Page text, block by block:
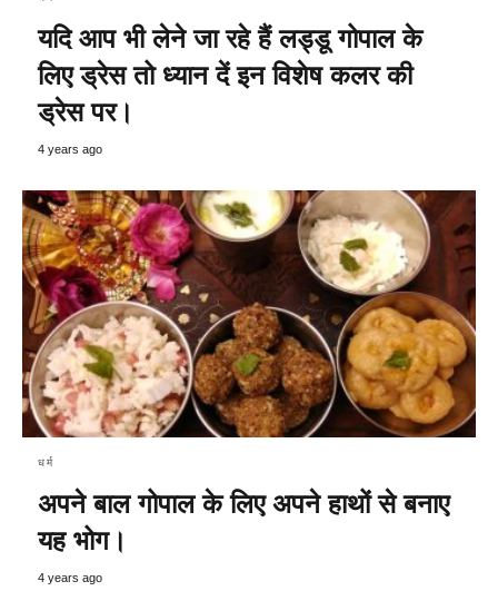
यदि आप भी लेने जा रहे हैं लड्डू गोपाल के
लिए ड्रेस तो ध्यान दें इन विशेष कलर की
ड्रेस पर।
4 years ago
धर्म
अपने बाल गोपाल के लिए अपने हाथों से बनाए
यह भोग।
4 years ago